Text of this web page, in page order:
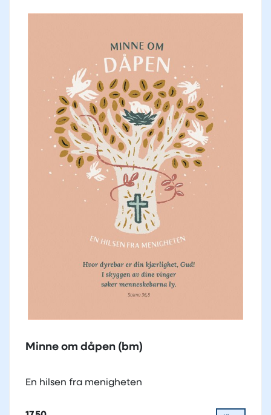
Minne om dåpen (bm)
En hilsen fra menigheten